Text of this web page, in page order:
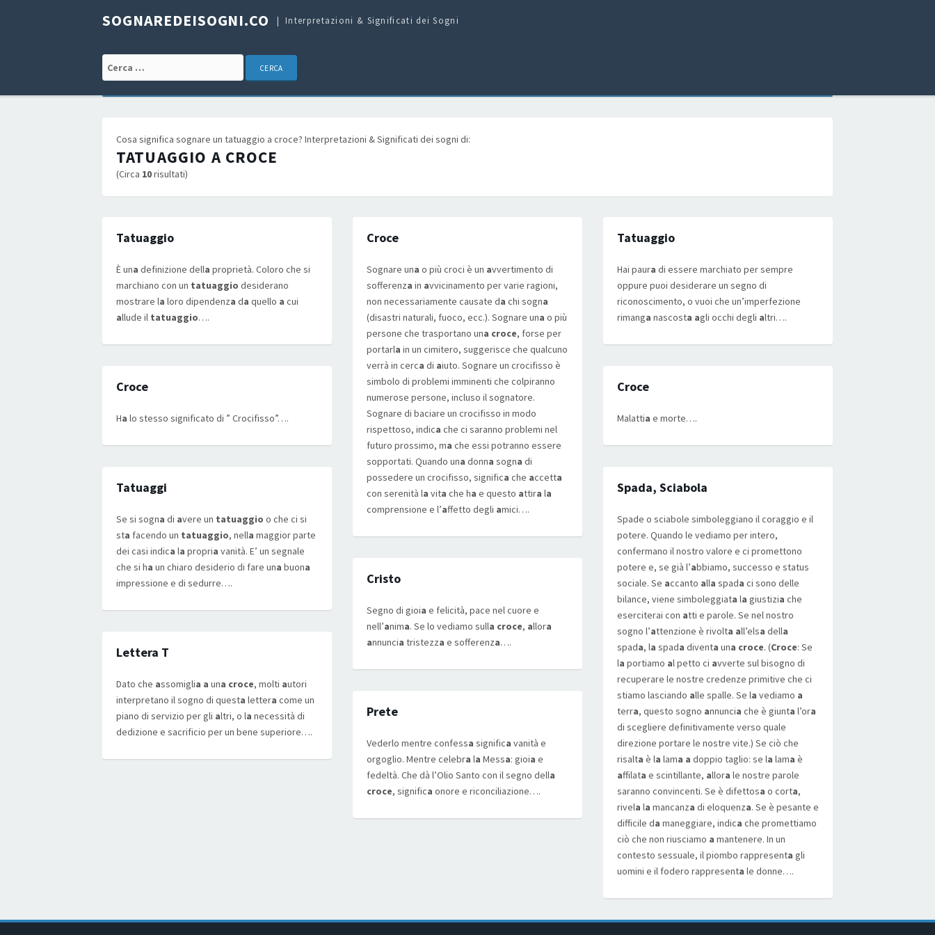
SOGNAREDEISOGNI.CO Interpretazioni & Significati dei Sogni
Cerca:
Cosa significa sognare un tatuaggio a croce? Interpretazioni & Significati dei sogni di:
TATUAGGIO A CROCE
(Circa 10risultati)
Tatuaggio
È una definizione della proprietà. Coloro che si
marchiano con un tatuaggio desiderano
mostrare la loro dipendenza da quello a cui
allude il tatuaggio….
Croce
Sognare una o più croci è un avvertimento di
sofferenza in avvicinamento per varie ragioni,
non necessariamente causate da chi sogna
(disastri naturali, fuoco, ecc.). Sognare una o più
persone che trasportano una croce, forse per
portarla in un cimitero, suggerisce che qualcuno
verrà in cerca di aiuto. Sognare un crocifisso è
simbolo di problemi imminenti che colpiranno
numerose persone, incluso il sognatore.
Sognare di baciare un crocifisso in modo
rispettoso, indica che ci saranno problemi nel
futuro prossimo, ma che essi potranno essere
sopportati. Quando una donna sogna di
possedere un crocifisso, significa che accetta
con serenità la vita che ha e questo attira la
comprensione e l’affetto degli amici….
Tatuaggio
Hai paura di essere marchiato per sempre
oppure puoi desiderare un segno di
riconoscimento, o vuoi che un’imperfezione
rimanga nascosta agli occhi degli altri….
Croce
Ha lo stesso significato di ” Crocifisso”….
Croce
Malattia e morte….
Tatuaggi
Se si sogna di avere un tatuaggio o che ci si
sta facendo un tatuaggio, nella maggior parte
dei casi indica la propria vanità. E’ un segnale
che si ha un chiaro desiderio di fare una buona
impressione e di sedurre….
Spada, Sciabola
Spade o sciabole simboleggiano il coraggio e il
potere. Quando le vediamo per intero,
confermano il nostro valore e ci promettono
potere e, se già l’abbiamo, successo e status
sociale. Se accanto alla spada ci sono delle
bilance, viene simboleggiata la giustizia che
eserciterai con atti e parole. Se nel nostro
sogno l’attenzione è rivolta all’elsa della
spada, la spada diventa una croce. (Croce: Se
la portiamo al petto ci avverte sul bisogno di
recuperare le nostre credenze primitive che ci
stiamo lasciando alle spalle. Se la vediamo a
terra, questo sogno annuncia che è giunta l’ora
di scegliere definitivamente verso quale
direzione portare le nostre vite.) Se ciò che
risalta è la lama a doppio taglio: se la lama è
affilata e scintillante, allora le nostre parole
saranno convincenti. Se è difettosa o corta,
rivela la mancanza di eloquenza. Se è pesante e
difficile da maneggiare, indica che promettiamo
ciò che non riusciamo a mantenere. In un
contesto sessuale, il piombo rappresenta gli
uomini e il fodero rappresenta le donne….
Cristo
Segno di gioia e felicità, pace nel cuore e
nell’anima. Se lo vediamo sulla croce, allora
annuncia tristezza e sofferenza….
Lettera T
Dato che assomiglia a una croce, molti autori
interpretano il sogno di questa lettera come un
piano di servizio per gli altri, o la necessità di
dedizione e sacrificio per un bene superiore….
Prete
Vederlo mentre confessa significa vanità e
orgoglio. Mentre celebra la Messa: gioia e
fedeltà. Che dà l’Olio Santo con il segno della
croce, significa onore e riconciliazione….